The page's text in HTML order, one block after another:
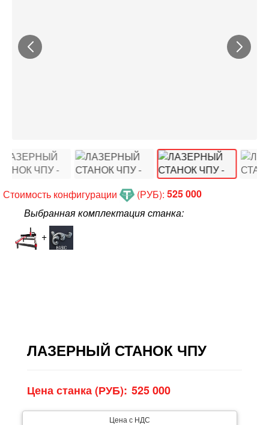
Стоимость конфигурации (РУБ): 525 000
Выбранная комплектация станка:
+
ЛАЗЕРНЫЙ СТАНОК ЧПУ
Цена станка (РУБ):
Цена с НДС